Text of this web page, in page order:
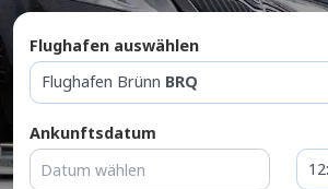
Flughafen auswählen
Flughafen Brünn BRQ
Ankunftsdatum